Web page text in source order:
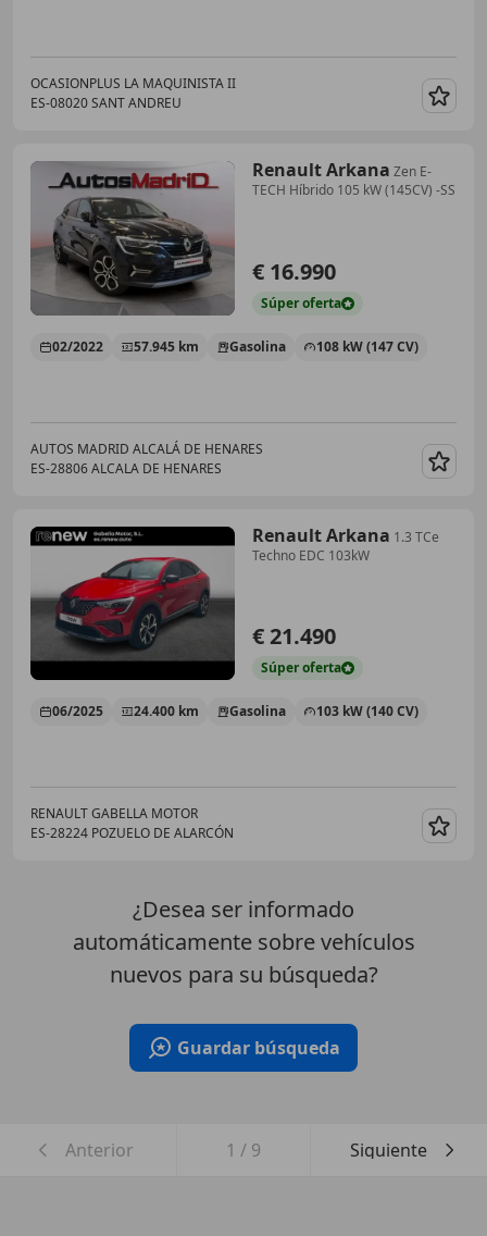
OCASIONPLUS LA MAQUINISTA II
ES-08020 SANT ANDREU
Renault Arkana Zen E-
TECH Híbrido 105 kW (145CV) -SS
€ 16.990
Súperoferta
02/2022 57.945 km Gasolina 108 kW (147 CV)
AUTOS MADRID ALCALÁ DE HENARES
ES-28806 ALCALA DE HENARES
Renault Arkana 1.3 TCe
Techno EDC 103kW
€ 21.490
Súperoferta
06/2025 24.400 km Gasolina 103 kW (140 CV)
RENAULT GABELLA MOTOR
ES-28224 POZUELO DE ALARCÓN
¿Desea ser informado
automáticamente sobre vehículos
nuevos para su búsqueda?
Guardar búsqueda
Anterior 1 / 9 Siguiente